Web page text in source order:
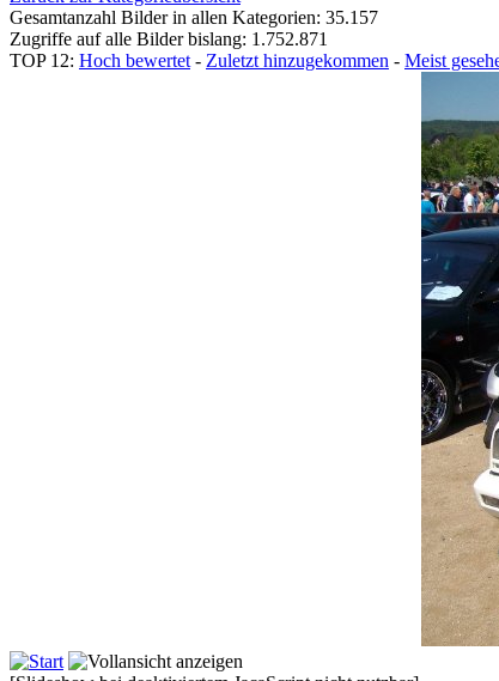
Gesamtanzahl Bilder in allen Kategorien: 35.157
Zugriffe auf alle Bilder bislang: 1.752.871
TOP 12: Hoch bewertet - Zuletzt hinzugekommen - Meist